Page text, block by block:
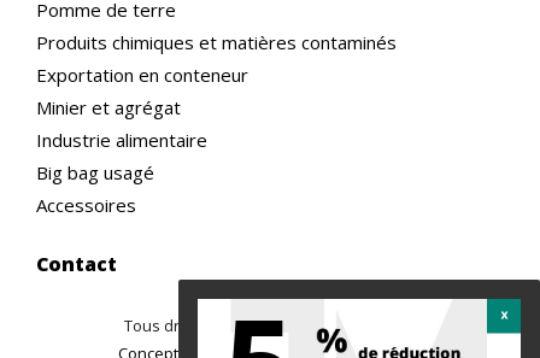
Pomme de terre
Produits chimiques et matières contaminés
Exportation en conteneur
Minier et agrégat
Industrie alimentaire
Big bag usagé
Accessoires
Contact
Tous droits réservés ©2026 TREMAC
Conception site web : Ubéo solutions web